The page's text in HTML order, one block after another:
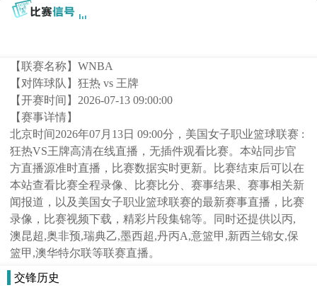
【联赛名称】WNBA
【对阵球队】狂热 vs 王牌
【开赛时间】 2026-07-13 09:00:00
【赛事详情】
北京时间2026年07月13日 09:00分，美国女子职业篮球联赛 :
狂热VS王牌高清在线直播，无插件观看比赛。本站同步官
方直播源准时直播，比赛数据实时更新。比赛结束后可以在
本站查看比赛全程录像、比赛比分、赛事结果、赛事相关新
闻报道，以及美国女子职业篮球联赛的最新赛事直播，比赛
录像，比赛视频下载，精彩片段集锦等。同时还提供以丙,
澳昆超,奥非预,瑞典乙,墨西超,丹丙A,意篮甲,新西兰锦女,保
篮甲,澳华特尔联等联赛直播。
交锋历史